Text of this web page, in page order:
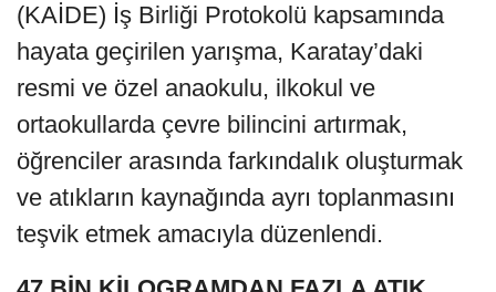
(KAİDE) İş Birliği Protokolü kapsamında
hayata geçirilen yarışma, Karatay’daki
resmi ve özel anaokulu, ilkokul ve
ortaokullarda çevre bilincini artırmak,
öğrenciler arasında farkındalık oluşturmak
ve atıkların kaynağında ayrı toplanmasını
teşvik etmek amacıyla düzenlendi.